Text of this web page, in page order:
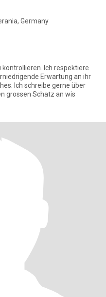
Germany
Ich respektiere
Erwartung an ihr
Ich schreibe gerne über
grossen Schatz an wis